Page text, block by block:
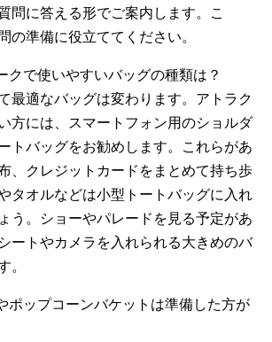
問に答える形でご案内します。こ
の準備に役立ててください。
クで使いやすいバッグの種類は？
最適なバッグは変わります。アトラク
方には、スマートフォン用のショルダ
トバッグをお勧めします。これらがあ
、クレジットカードをまとめて持ち歩
タオルなどは小型トートバッグに入れ
う。ショーやパレードを見る予定があ
ートやカメラを入れられる大きめのバ
。
ポップコーンバケットは準備した方が